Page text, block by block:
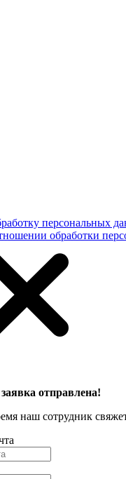
персональных
обработки
отправлена!
наш сотрудник